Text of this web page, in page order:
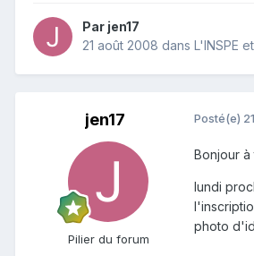
Par jen17
21 août 2008 dans L'INSPE
jen17
Pilier du forum
Posté(e)
Bonjour à
lundi
photo